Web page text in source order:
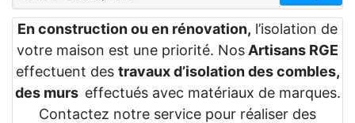
En construction ou en rénovation, l’isolation de
votre maison est une priorité. Nos Artisans RGE
effectuent des travaux d’isolation des combles,
des murs effectués avec matériaux de marques.
Contactez notre service pour réaliser des